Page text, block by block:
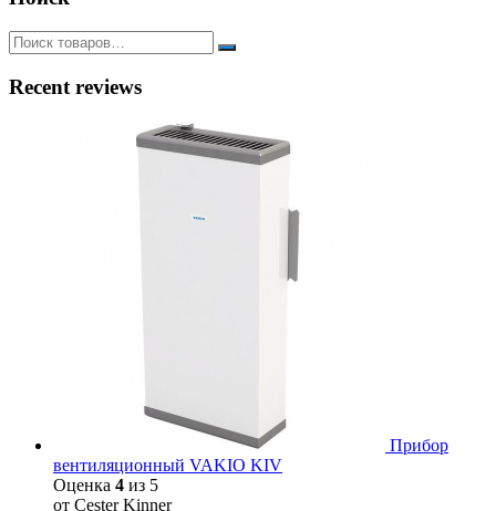
Recent reviews
Прибор
вентиляционный VAKIO KIV
Оценка 4 из 5
от Cester Kinner